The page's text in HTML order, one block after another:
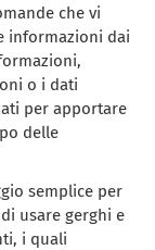
che vi
informazioni dai
o i dati
per apportare
delle
semplice per
usare gerghi e
i quali